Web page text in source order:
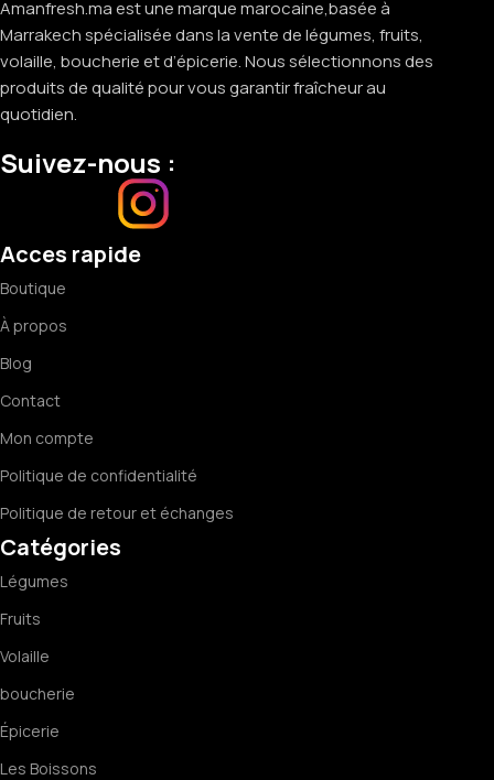
Amanfresh.ma est une marque marocaine,basée à
Marrakech spécialisée dans la vente de légumes, fruits,
volaille, boucherie et d’épicerie. Nous sélectionnons des
produits de qualité pour vous garantir fraîcheur au
quotidien.
Suivez-nous :
Acces rapide
Boutique
À propos
Blog
Contact
Mon compte
Politique de confidentialité
Politique de retour et échanges
Catégories
Légumes
Fruits
Volaille
boucherie
Épicerie
Les Boissons